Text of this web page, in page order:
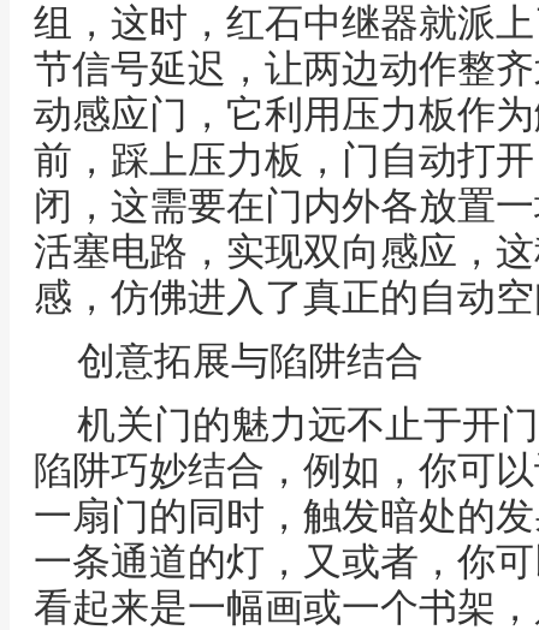
组，这时，红石中继器就派
节信号延迟，让两边动作整
动感应门，它利用压力板作
前，踩上压力板，门自动打
闭，这需要在门内外各放置
活塞电路，实现双向感应，
感，仿佛进入了真正的自动
创意拓展与陷阱结合
机关门的魅力远不止于开
陷阱巧妙结合，例如，你可
一扇门的同时，触发暗处的
一条通道的灯，又或者，你
看起来是一幅画或一个书架